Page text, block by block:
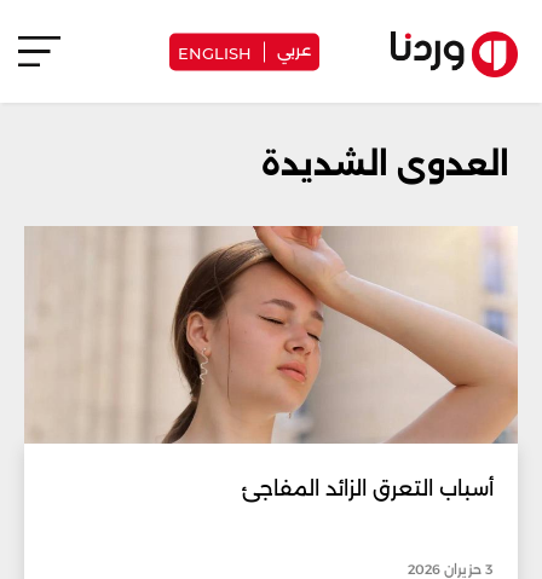
عربي ENGLISH
العدوى الشديدة
أسباب التعرق الزائد المفاجئ
3 حزيران 2026